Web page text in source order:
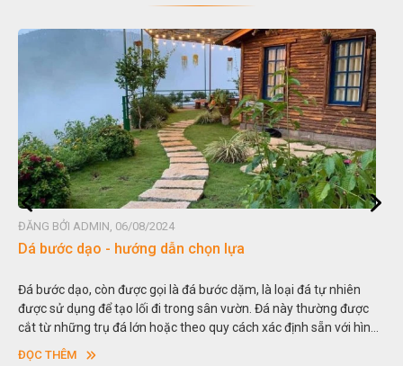
ĐĂNG BỞI ADMIN, 06/08/2024
Dá bước dạo - hướng dẫn chọn lựa
Đá bước dạo, còn được gọi là đá bước dặm, là loại đá tự nhiên
được sử dụng để tạo lối đi trong sân vườn. Đá này thường được
cắt từ những trụ đá lớn hoặc theo quy cách xác định sẵn với hình
vuông hoặc hình chữ nhật và có độ dày khác nhau.
ĐỌC THÊM